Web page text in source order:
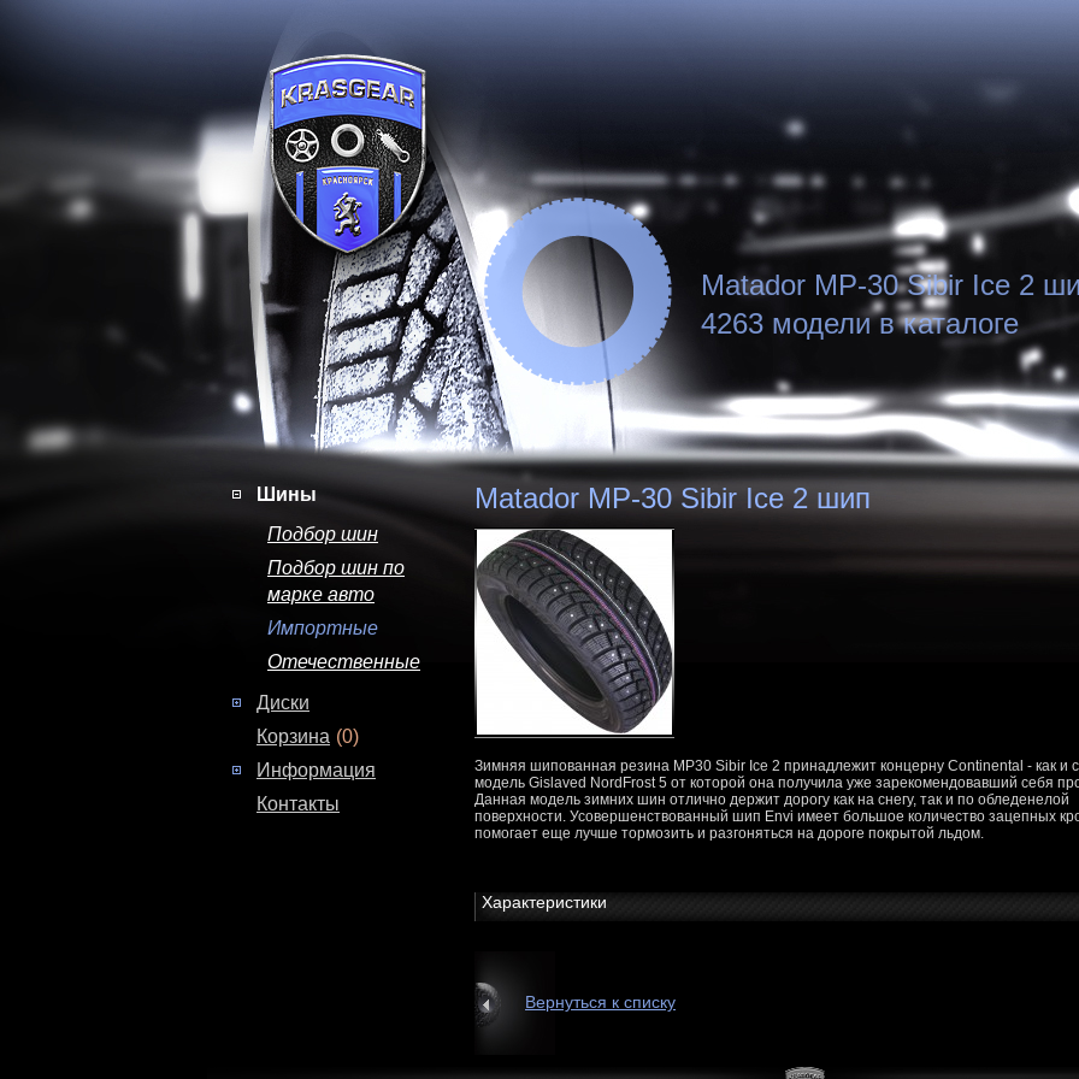
Matador MP-30 Sibir Ice 2
4263 модели в каталоге
Шины
Подбор шин
Подбор шин по
марке авто
Импортные
Отечественные
Диски
Корзина (0)
Информация
Контакты
Matador MP-30 Sibir Ice 2 шип
Зимняя шипованная резина MP30 Sibir Ice 2 принадлежит концерну Continental - как и
модель Gislaved NordFrost 5 от которой она получила уже зарекомендовавший себя
Данная модель зимних шин отлично держит дорогу как на снегу, так и по обледенелой
поверхности. Усовершенствованный шип Envi имеет большое количество зацепных
помогает еще лучше тормозить и разгоняться на дороге покрытой льдом.
Характеристики
Вернуться к списку